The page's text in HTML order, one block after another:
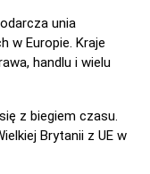
ale po
zostaje
musisz znaleźć.
unia
w Europie. Kraje
handlu i wielu
z biegiem czasu.
Brytanii z UE w